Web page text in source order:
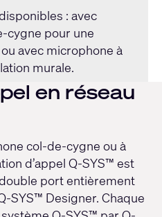
: avec
cygne pour une
avec microphone à
murale.
en réseau
col-de-cygne ou à
d’appel Q-SYS™ est
port entièrement
SYS™ Designer. Chaque